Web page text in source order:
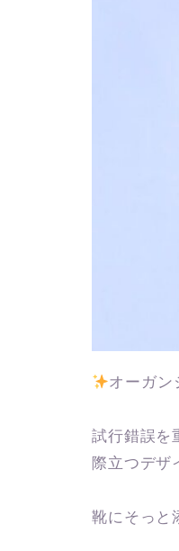
オーガン
試行錯誤を
際立つデザ
靴にそっと